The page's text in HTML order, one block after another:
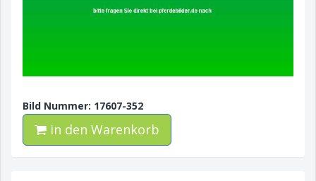
Bild Nummer: 17607-352
in den Warenkorb